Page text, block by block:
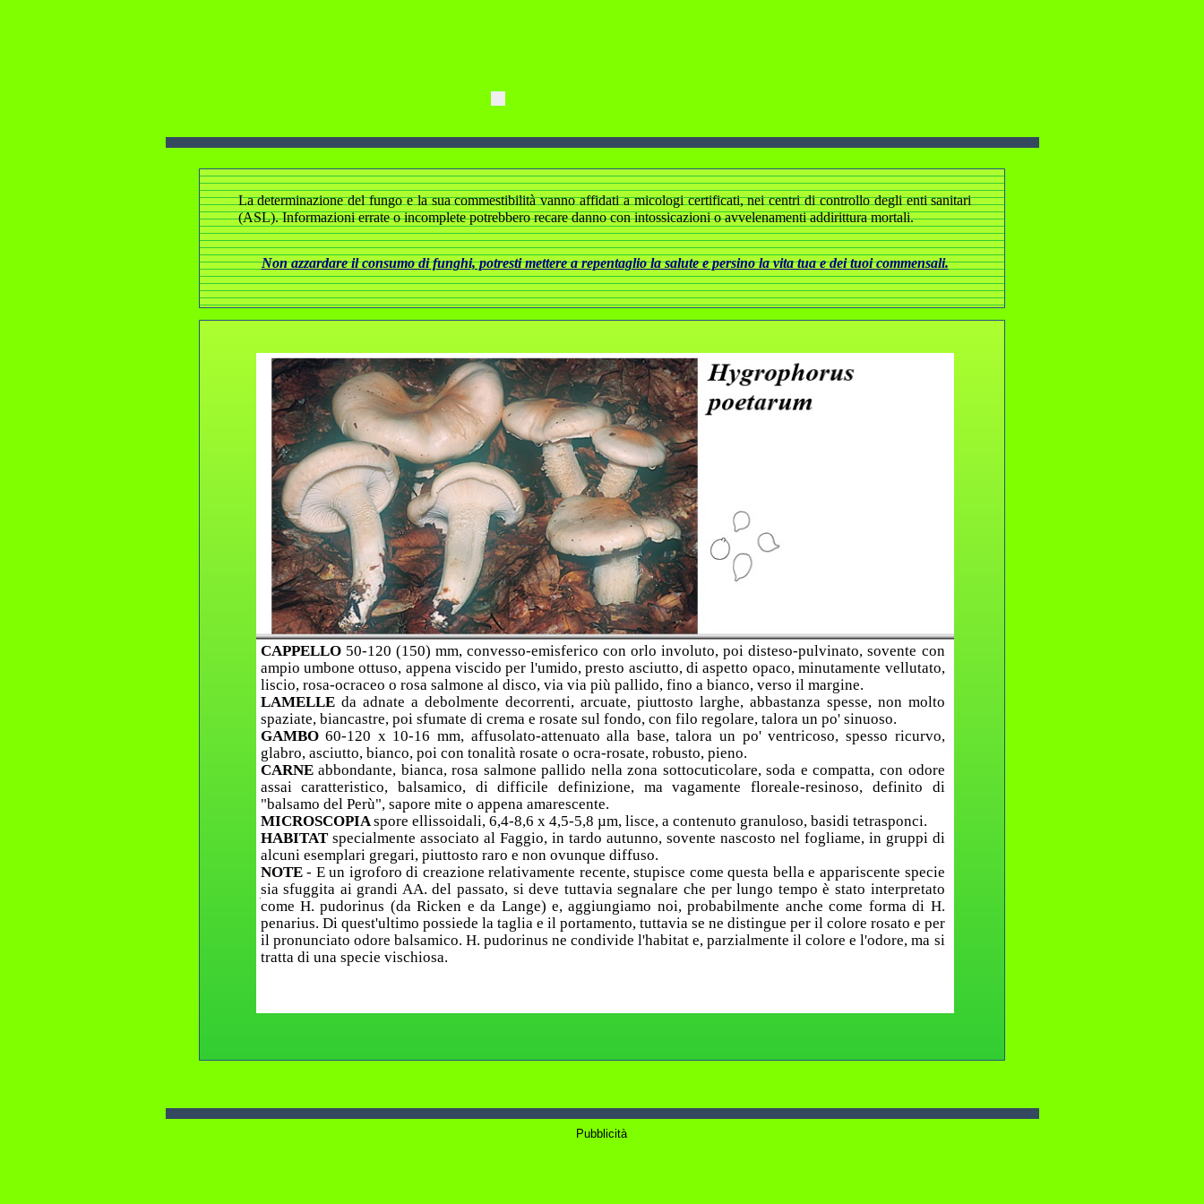
Pubblicità
La determinazione del fungo e la sua commestibilità vanno affidati a micologi certificati, nei centri di controllo degli enti sanitari
(ASL). Informazioni errate o incomplete potrebbero recare danno con intossicazioni o avvelenamenti addirittura mortali.
Non azzardare il consumo di funghi, potresti mettere a repentaglio la salute e persino la vita tua e dei tuoi commensali.
CAPPELLO 50-120 (150) mm, convesso-emisferico con orlo involuto, poi disteso-pulvinato, sovente con
ampio umbone ottuso, appena viscido per l'umido, presto asciutto, di aspetto opaco, minutamente vellutato,
liscio, rosa-ocraceo o rosa salmone al disco, via via più pallido, fino a bianco, verso il margine.
LAMELLE da adnate a debolmente decorrenti, arcuate, piuttosto larghe, abbastanza spesse, non molto
spaziate, biancastre, poi sfumate di crema e rosate sul fondo, con filo regolare, talora un po' sinuoso.
GAMBO60-120 x 10-16 mm, affusolato-attenuato alla base, talora un po' ventricoso, spesso ricurvo,
glabro, asciutto, bianco, poi con tonalità rosate o ocra-rosate, robusto, pieno.
CARNEabbondante, bianca, rosa salmone pallido nella zona sottocuticolare, soda e compatta, con odore
assai caratteristico, balsamico, di difficile definizione, ma vagamente floreale-resinoso, definito di
"balsamo del Perù", sapore mite o appena amarescente.
MICROSCOPIAspore ellissoidali, 6,4-8,6 x 4,5-5,8 µm, lisce, a contenuto granuloso, basidi tetrasponci.
HABITAT specialmente associato al Faggio, in tardo autunno, sovente nascosto nel fogliame, in gruppi di
alcuni esemplari gregari, piuttosto raro e non ovunque diffuso.
NOTE- E un igroforo di creazione relativamente recente, stupisce come questa bella e appariscente specie
sia sfuggita ai grandi AA. del passato, si deve tuttavia segnalare che per lungo tempo è stato interpretato
come H. pudorinus (da Ricken e da Lange) e, aggiungiamo noi, probabilmente anche come forma di H.
penarius. Di quest'ultimo possiede la taglia e il portamento, tuttavia se ne distingue per il colore rosato e per
il pronunciato odore balsamico. H. pudorinus ne condivide l'habitat e, parzialmente il colore e l'odore, ma si
tratta di una specie vischiosa.